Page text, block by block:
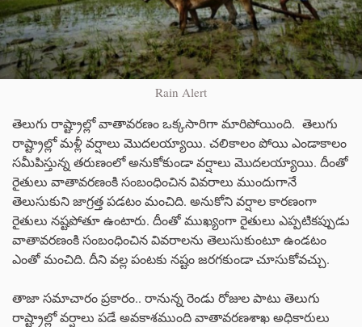
Rain Alert
తెలుగు రాష్ట్రాల్లో వాతావరణం ఒక్కసారిగా మారిపోయింది. తెలుగు
రాష్ట్రాల్లో మళ్లీ వర్షాలు మొదలయ్యాయి. చలికాలం పోయి ఎండాకాలం
సమీపిస్తున్న తరుణంలో అనుకోకుండా వర్షాలు మొదలయ్యాయి. దీంతో
రైతులు వాతావరణంకి సంబంధించిన వివరాలు ముందుగానే
తెలుసుకుని జాగ్రత్త పడటం మంచిది. అనుకోని వర్షాల కారణంగా
రైతులు నష్టపోతూ ఉంటారు. దీంతో ముఖ్యంగా రైతులు ఎప్పటికప్పుడు
వాతావరణంకి సంబంధించిన వివరాలను తెలుసుకుంటూ ఉండటం
ఎంతో మంచిది. దీని వల్ల పంటకు నష్టం జరగకుండా చూసుకోవచ్చు.
తాజా సమాచారం ప్రకారం.. రానున్న రెండు రోజుల పాటు తెలుగు
రాష్ట్రాల్లో వర్షాలు పడే అవకాశముంది వాతావరణశాఖ అధికారులు